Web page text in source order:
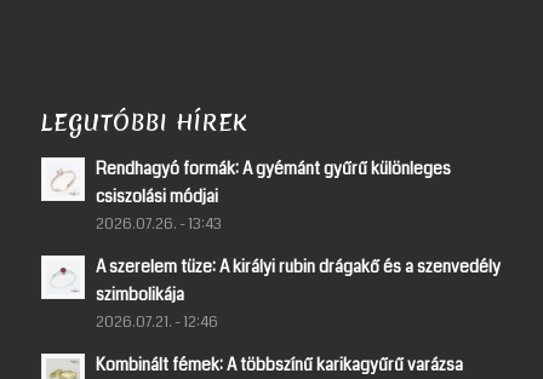
LEGUTÓBBI HÍREK
Rendhagyó formák: A gyémánt gyűrű különleges
csiszolási módjai
2026.07.26. - 13:43
A szerelem tüze: A királyi rubin drágakő és a szenvedély
szimbolikája
2026.07.21. - 12:46
Kombinált fémek: A többszínű karikagyűrű varázsa